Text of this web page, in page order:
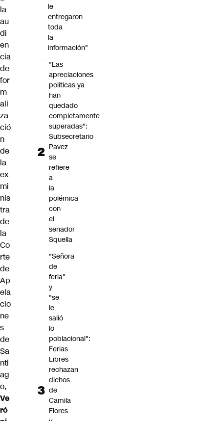
la
au
di
en
cia
de
for
m
ali
za
ció
n
de
la
ex
mi
nis
tra
de
la
Co
rte
de
Ap
ela
cio
ne
s
de
Sa
nti
ag
o,
Ve
ró
le
entregaron
toda
la
información"
"Las
apreciaciones
políticas ya
han
quedado
completamente
superadas":
Subsecretario
Pavez
se
refiere
a
la
polémica
con
el
senador
Squella
"Señora
de
feria"
y
"se
le
salió
lo
poblacional":
Ferias
Libres
rechazan
dichos
de
Camila
Flores